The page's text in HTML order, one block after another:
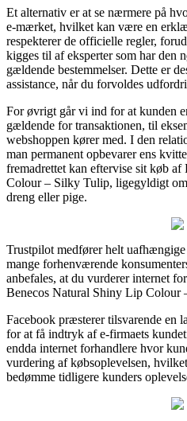
Et alternativ er at se nærmere på
e-mærket, hvilket kan være en
respekterer de officielle regler,
kigges til af eksperter som har den
gældende bestemmelser. Dette er
assistance, når du forvoldes
For øvrigt går vi ind for at kunden
gældende for transaktionen, til
webshoppen kører med. I den
man permanent opbevarer ens
fremadrettet kan eftervise sit køb
Colour – Silky Tulip, ligegyldigt
dreng eller pige.
Trustpilot medfører helt
mange forhenværende
anbefales, at du vurderer internet
Benecos Natural Shiny Lip Colour
Facebook præsterer tilsvarende en
for at få indtryk af e-firmaets
endda internet forhandlere hvor
vurdering af købsoplevelsen,
bedømme tidligere kunders